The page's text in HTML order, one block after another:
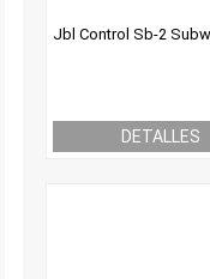
Jbl Control Sb-2
DETALLES